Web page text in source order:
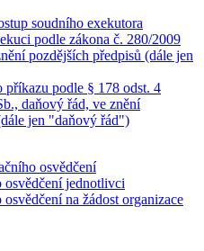
soudního exekutora
podle zákona č. 280/2009
pozdějších předpisů (dále jen
podle § 178 odst. 4
daňový řád, ve znění
jen "daňový řád")
osvědčení
osvědčení jednotlivci
na žádost organizace